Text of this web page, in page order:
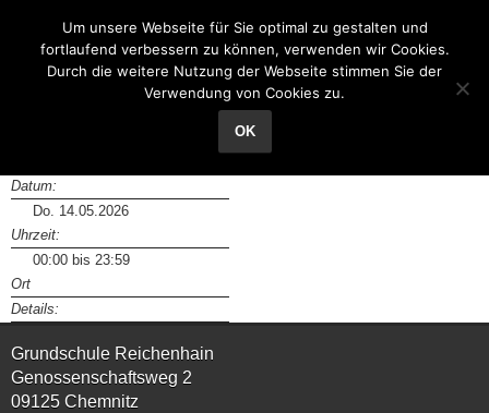
Himmelfahrt / Feiertag
Datum:
Do. 14.05.2026
Uhrzeit:
00:00 bis 23:59
Ort
Details:
Grundschule Reichenhain
Genossenschaftsweg 2
09125 Chemnitz
Grundschule Reichenhain
Um unsere Webseite für Sie optimal zu gestalten und
fortlaufend verbessern zu können, verwenden wir Cookies.
Durch die weitere Nutzung der Webseite stimmen Sie der
Verwendung von Cookies zu.
OK